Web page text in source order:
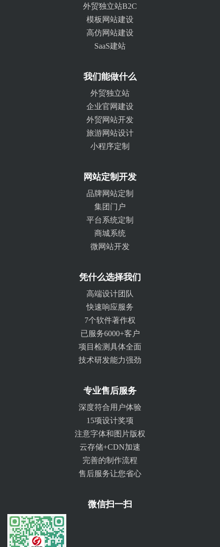
外贸独立站B2C
模板网站建设
高仿网站建设
SaaS建站
我们能做什么
外贸独立站
企业官网建设
外贸网站开发
旅游网站设计
小程序定制
网站定制开发
品牌网站定制
集团门户
平台系统定制
商城系统
微网站开发
凭什么选择我们
高端设计团队
快速响应服务
7个软件著作权
已服务6000+客户
项目检测具体全面
技术研发能力强劲
专业售后服务
深度符合用户体验
15项设计奖项
注意字体和图片版权
云存储+CDN加速
完善的制作流程
售后服务让您省心
微信扫一扫